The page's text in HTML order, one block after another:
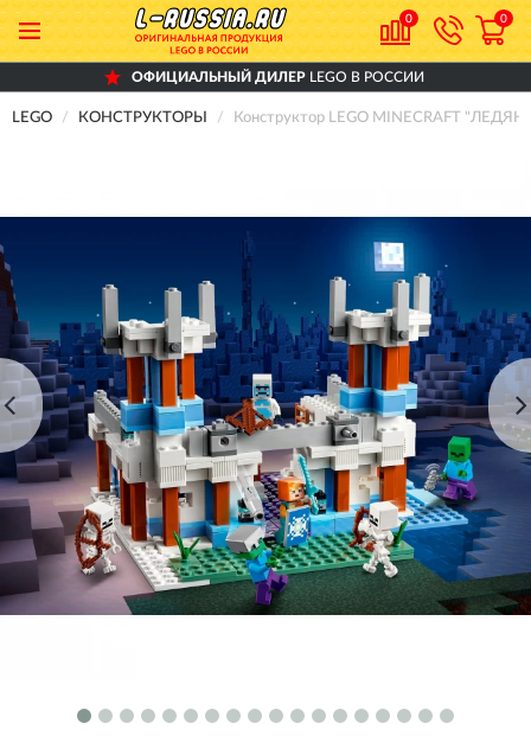
0 0
ОФИЦИАЛЬНЫЙ ДИЛЕР LEGO В РОССИИ
LEGO КОНСТРУКТОРЫ Конструктор LEGO MINECRAFT